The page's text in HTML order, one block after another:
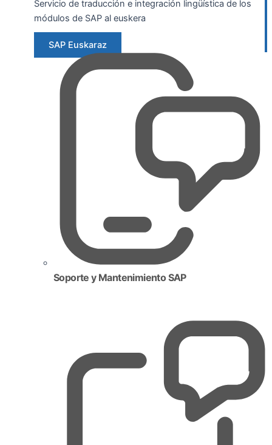
Servicio de traducción e integración lingüística de los
módulos de SAP al euskera
SAP Euskaraz
Soporte y Mantenimiento SAP